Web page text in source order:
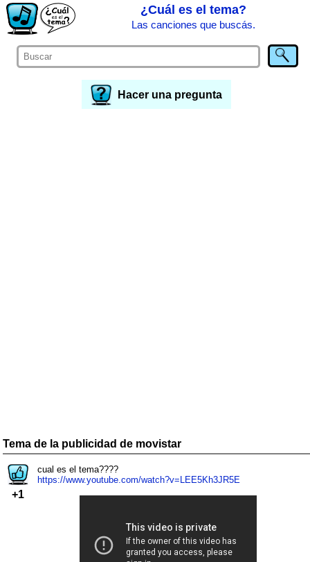
¿Cuál es el tema?
Las canciones que buscás.
Hacer una pregunta
Tema de la publicidad de movistar
+1
cual es el tema????
https://www.youtube.com/watch?v=LEE5Kh3JR5E